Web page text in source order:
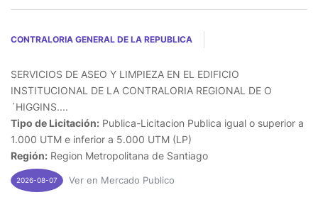
CONTRALORIA GENERAL DE LA REPUBLICA
SERVICIOS DE ASEO Y LIMPIEZA EN EL EDIFICIO
INSTITUCIONAL DE LA CONTRALORIA REGIONAL DE O
´HIGGINS....
Tipo de Licitación: Publica-Licitacion Publica igual o superior a
1.000 UTM e inferior a 5.000 UTM (LP)
Región: Region Metropolitana de Santiago
2026-08-07 Ver en Mercado Publico